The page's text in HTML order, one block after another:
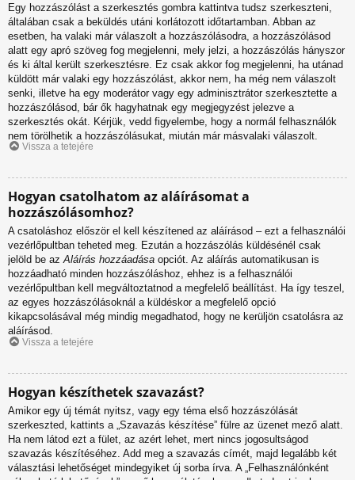
Egy hozzászólást a szerkesztés gombra kattintva tudsz szerkeszteni,
általában csak a beküldés utáni korlátozott időtartamban. Abban az
esetben, ha valaki már válaszolt a hozzászólásodra, a hozzászólásod
alatt egy apró szöveg fog megjelenni, mely jelzi, a hozzászólás hányszor
és ki által került szerkesztésre. Ez csak akkor fog megjelenni, ha utánad
küldött már valaki egy hozzászólást, akkor nem, ha még nem válaszolt
senki, illetve ha egy moderátor vagy egy adminisztrátor szerkesztette a
hozzászólásod, bár ők hagyhatnak egy megjegyzést jelezve a
szerkesztés okát. Kérjük, vedd figyelembe, hogy a normál felhasználók
nem törölhetik a hozzászólásukat, miután már másvalaki válaszolt.
Vissza a tetejére
Hogyan csatolhatom az aláírásomat a
hozzászólásomhoz?
A csatoláshoz először el kell készítened az aláírásod – ezt a felhasználói
vezérlőpultban teheted meg. Ezután a hozzászólás küldésénél csak
jelöld be azAláírás hozzáadása opciót. Az aláírás automatikusan is
hozzáadható minden hozzászóláshoz, ehhez is a felhasználói
vezérlőpultban kell megváltoztatnod a megfelelő beállítást. Ha így teszel,
az egyes hozzászólásoknál a küldéskor a megfelelő opció
kikapcsolásával még mindig megadhatod, hogy ne kerüljön csatolásra az
aláírásod.
Vissza a tetejére
Hogyan készíthetek szavazást?
Amikor egy új témát nyitsz, vagy egy téma első hozzászólását
szerkeszted, kattints a „Szavazás készítése” fülre az üzenet mező alatt.
Ha nem látod ezt a fület, az azért lehet, mert nincs jogosultságod
szavazás készítéséhez. Add meg a szavazás címét, majd legalább két
választási lehetőséget mindegyiket új sorba írva. A „Felhasználónként